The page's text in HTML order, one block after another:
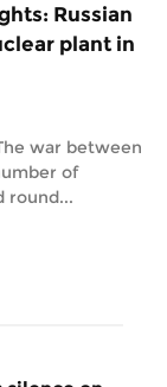
Russian
plant in
war between
of
round...